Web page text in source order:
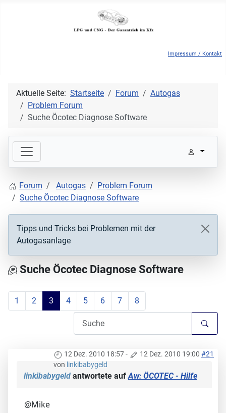
Impressum / Kontakt
Aktuelle Seite: Startseite Forum
Autogas
Problem Forum
Suche Öcotec Diagnose Software
Forum Autogas
Problem Forum
Suche Öcotec Diagnose Software
Tipps und Tricks bei Problemen mit der
Autogasanlage
Suche Öcotec Diagnose Software
1 2 3 4 5 6 7 8
12 Dez. 2010 18:57- 12 Dez. 2010 19:00 #21
von linkibabygeld
linkibabygeld antwortete aufAw: ÖCOTEC - Hilfe
@Mike